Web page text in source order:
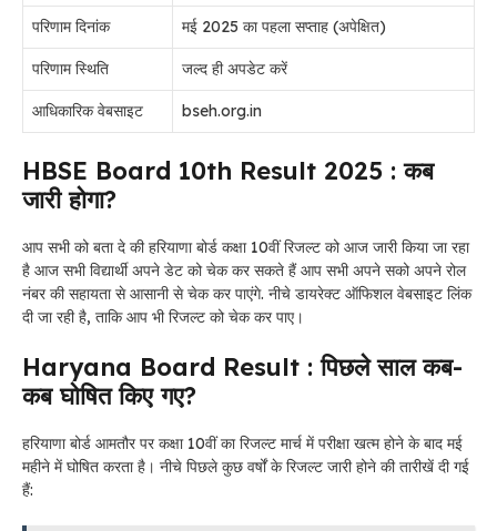
परिणाम दिनांक मई 2025 का पहला सप्ताह (अपेक्षित)
परिणाम स्थिति जल्द ही अपडेट करें
आधिकारिक वेबसाइट bseh.org.in
HBSE Board 10th Result 2025 : कब
जारी होगा?
आप सभी को बता दे की हरियाणा बोर्ड कक्षा 10वीं रिजल्ट को आज जारी किया जा रहा
है आज सभी विद्यार्थी अपने डेट को चेक कर सकते हैं आप सभी अपने सको अपने रोल
नंबर की सहायता से आसानी से चेक कर पाएंगे. नीचे डायरेक्ट ऑफिशल वेबसाइट लिंक
दी जा रही है, ताकि आप भी रिजल्ट को चेक कर पाए।
Haryana Board Result : पिछले साल कब-
कब घोषित किए गए?
हरियाणा बोर्ड आमतौर पर कक्षा 10वीं का रिजल्ट मार्च में परीक्षा खत्म होने के बाद मई
महीने में घोषित करता है। नीचे पिछले कुछ वर्षों के रिजल्ट जारी होने की तारीखें दी गई
हैं: